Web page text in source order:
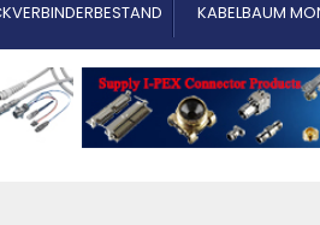
KABELBAUM